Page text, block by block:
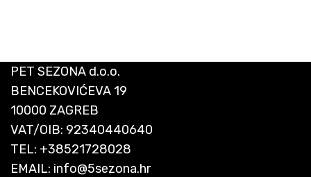
PET SEZONA d.o.o.
BENCEKOVIĆEVA 19
10000 ZAGREB
VAT/OIB: 92340440640
TEL: +38521728028
EMAIL: info@5sezona.hr